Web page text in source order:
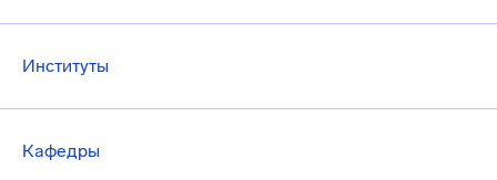
Институты
Кафедры